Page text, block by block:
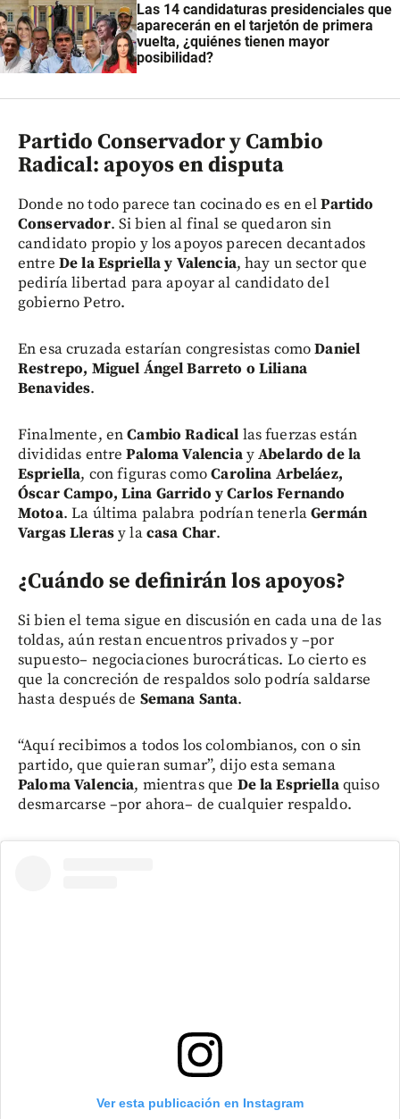
Las 14 candidaturas presidenciales que
aparecerán en el tarjetón de primera
vuelta, ¿quiénes tienen mayor
posibilidad?
Partido Conservador y Cambio
Radical: apoyos en disputa
Donde no todo parece tan cocinado es en elPartido
Conservador. Si bien al final se quedaron sin
candidato propio y los apoyos parecen decantados
entre De la Espriella y Valencia, hay un sector que
pediría libertad para apoyar al candidato del
gobierno Petro.
En esa cruzada estarían congresistas comoDaniel
Restrepo, Miguel Ángel Barreto o Liliana
Benavides.
Finalmente, enCambio Radical las fuerzas están
divididas entrePaloma ValenciayAbelardo de la
Espriella, con figuras comoCarolina Arbeláez,
Óscar Campo, Lina Garrido y Carlos Fernando
Motoa. La última palabra podrían tenerlaGermán
Vargas Llerasy lacasa Char.
¿Cuándo se definirán los apoyos?
Si bien el tema sigue en discusión en cada una de las
toldas, aún restan encuentros privados y –por
supuesto– negociaciones burocráticas. Lo cierto es
que la concreción de respaldos solo podría saldarse
hasta después de Semana Santa.
“Aquí recibimos a todos los colombianos, con o sin
partido, que quieran sumar”, dijo esta semana
Paloma Valencia, mientras que De la Espriellaquiso
desmarcarse –por ahora– de cualquier respaldo.
Ver esta publicación en Instagram